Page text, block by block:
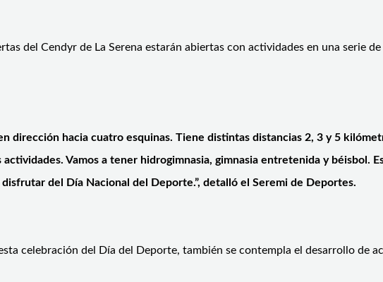
del Cendyr de La Serena estarán abiertas con actividades en una serie
dirección hacia cuatro esquinas. Tiene distintas distancias 2, 3 y 5
Vamos a tener hidrogimnasia, gimnasia entretenida y béisbol.
del Día Nacional del Deporte.”, detalló el Seremi de Deportes.
celebración del Día del Deporte, también se contempla el desarrollo de